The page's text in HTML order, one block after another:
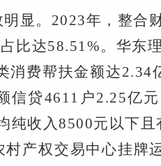
显。 2023年，整合
比达58.51%。华东
消费帮扶金额达
信贷4611户2.25亿
纯收入8500元以下
村产权交易中心挂